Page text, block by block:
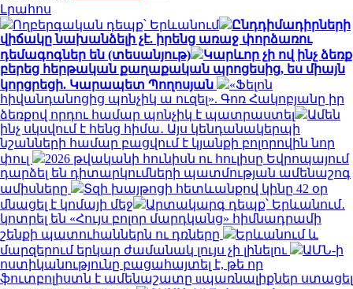
Լրահոս
Ողբերգական դեպք՝ Երևանում
Ընդդիմադիրների
վիճակը նախանձելի չէ. իրենց առաջ փորձառու
դեմագոգներ են (տեսանյութ)
Կարևոր չի ով ինչ ձեռք
բերեց հերթական քաղաքական պրոցեսից, ես միայն
կորցրեցի. Կարապետ Պողոսյան
«Ֆելոն
հիվանդանոցից պոնչիկ ա ուզել». Գոռ Հակոբյանը իր
ձեռքով որդու համար պոնչիկ է պատրաստել
Ամեն
ինչ սկսվում է հենց հիմա․ Այս կենդանակերպի
նշանների համար բացվում է կյանքի բոլորովին նոր
փուլ
2026 թվականի հունիսն ու հուլիսը Եվրոպայում
դարձել են դիտարկումների պատմության ամենաշոգ
ամիսները
Տզի խայթոցի հետևանքով կինը 42 օր
մնացել է կոմայի մեջ
Արտակարգ դեպք՝ Երևանում․
կոտրել են «Հույս բոլոր մարդկանց» հիմնադրամի
շենքի պատուհաններն ու դռները
Երևանում և
մարզերում երկար ժամանակ լույս չի լինելու
ԱՄՆ-ի
ոստիկանությունը բացահայտել է, թե որ
ֆուտբոլիստն է ամենաշատը uպառնալիքներ ստացել